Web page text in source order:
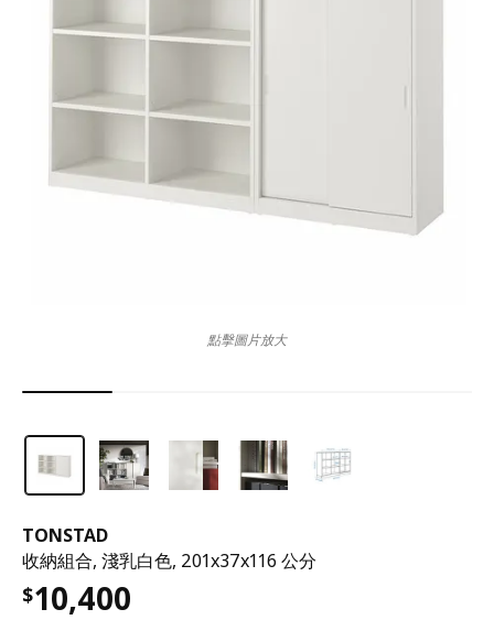
TONSTAD
收納組合, 淺乳白色, 201x37x116 公分
$10,400
點擊圖片放大